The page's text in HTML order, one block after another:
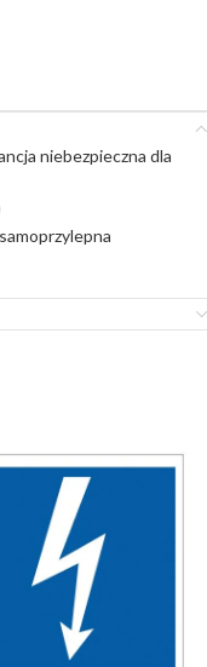
niebezpieczna dla